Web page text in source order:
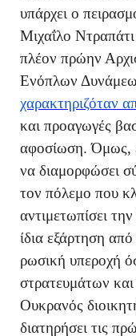
υπάρχει ο
Μιχαΐλο
πλέον πρώην
Ενόπλων
χαρακτηριζόταν
και προαγωγές
αφοσίωση. Όμως,
να διαμορφώσει
τον πόλεμο που
αντιμετωπίσει
ίδια εξάρτηση από
ρωσική υπεροχή
στρατευμάτων
Ουκρανός
διατηρήσει τις